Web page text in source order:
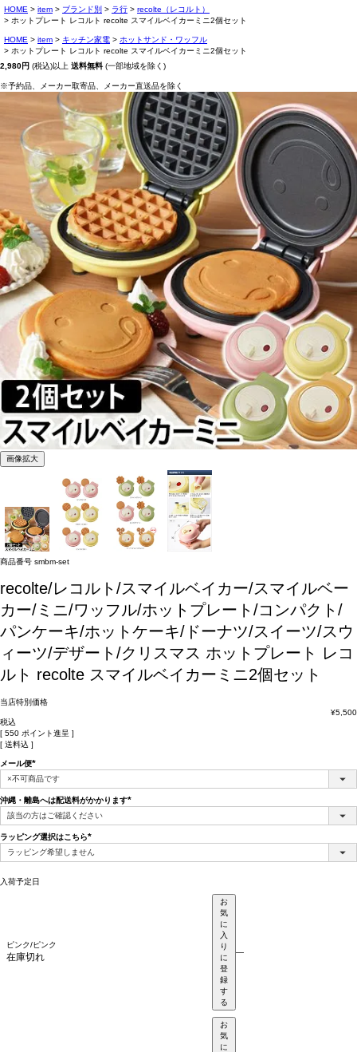
HOME item ブランド別 ラ行
recolte（レコルト）
ホットプレート レコルト recolte スマイルベイカーミニ2個セット
HOME item キッチン家電
ホットサンド・ワッフル
ホットプレート レコルト recolte スマイルベイカーミニ2個セット
2,980円 (税込)以上 送料無料 (一部地域を除く)
※予約品、メーカー取寄品、メーカー直送品を除く
画像拡大
商品番号 smbm-set
recolte/レコルト/スマイルベイカー/スマイルベー
カー/ミニ/ワッフル/ホットプレート/コンパクト/
パンケーキ/ホットケーキ/ドーナツ/スイーツ/スウ
ィーツ/デザート/クリスマス ホットプレート レコ
ルト recolte スマイルベイカーミニ2個セット
当店特別価格
¥5,500
税込
[ 550 ポイント進呈 ]
送料込
メール便
(必
須)
沖縄・離島へは配送料がかかります
ラッピング選択はこちら
(必
入荷予定日
ピンク/ピンク
在庫切れ
お
気
に
入
り
に
登
録
す
る
—
お
気
に